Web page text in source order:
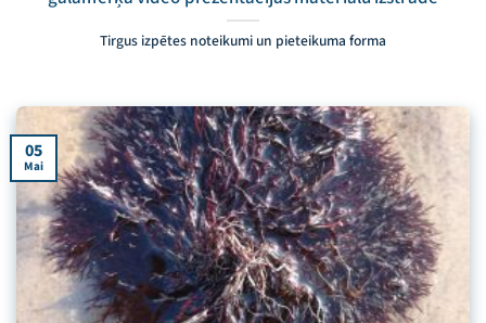
Tirgus izpētes noteikumi un pieteikuma forma
05
Mai